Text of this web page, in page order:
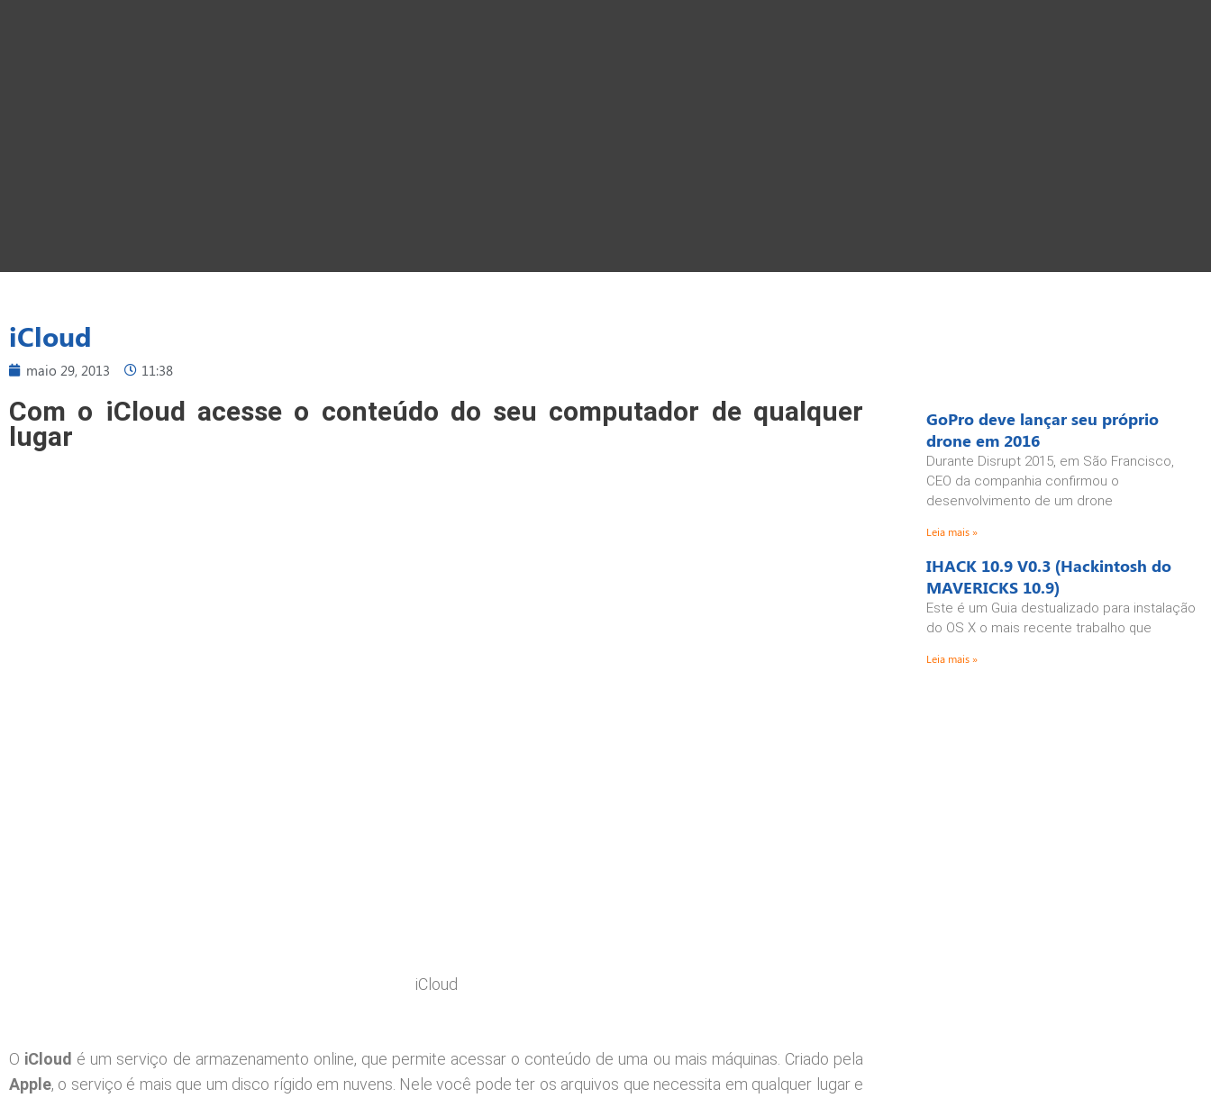
iCloud
maio 29, 2013 11:38
Com o iCloud acesse o conteúdo do seu computador de qualquer
lugar
iCloud
O iCloud é um serviço de armazenamento online, que permite acessar o conteúdo de uma ou mais máquinas. Criado pela
Apple, o serviço é mais que um disco rígido em nuvens. Nele você pode ter os arquivos que necessita em qualquer lugar e
GoPro deve lançar seu próprio
drone em 2016
Durante Disrupt 2015, em São Francisco,
CEO da companhia confirmou o
desenvolvimento de um drone
Leia mais »
IHACK 10.9 V0.3 (Hackintosh do
MAVERICKS 10.9)
Este é um Guia destualizado para instalação
do OS X o mais recente trabalho que
Leia mais »